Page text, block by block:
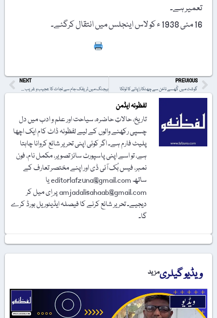
تعمیر ہے۔
16 مئی 1938 ء کو لاس اینجلس میں انتقال کرگئے۔
PREVIOUS
گوشت میں گُھسے ناخن سے چھٹکارا پانے کا ٹوٹکا
NEXT
بیجنگ میں ٹریفک جام سے نجات کا عجیب و غریب حل
لفظونہ ایڈمن
تاریخ، حالاتِ حاضرہ، سیاحت اور علم و ادب میں دل
چسپی رکھنے والوں کے لیے لفظونہ ڈاٹ کام ایک اچھا
پلیٹ فارم ہے۔ اگر کوئی اپنی تحریر شائع کروانا چاہتا
ہے، تو اسے اپنی پاسپورٹ سائز تصویر، مکمل نام، فون
نمبر، فیس بُک آئی ڈی اور اپنے مختصر تعارف کے
ساتھ editorlafzuna@gmail.com یا
amjadalisahaab@gmail.com پر اِی میل کر
دیجیے۔ تحریر شائع کرنے کا فیصلہ ایڈیٹوریل بورڈ کرے
گا۔
ویڈیو گیلریمزید